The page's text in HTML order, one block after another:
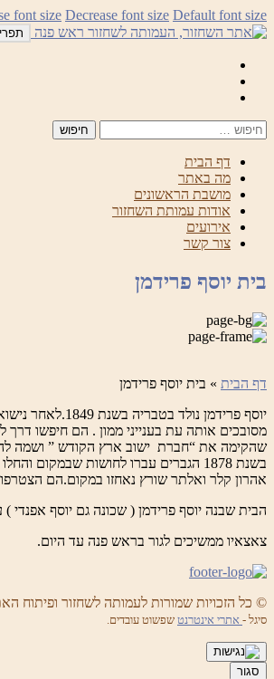
לדלג
לתוכן
font size Decrease font size Default font size
דף הבית
מה באתר
מושבת הראשונים
אודות עמותת השחזור
אירועים
צור קשר
בית יוסף פרידמן
דף הבית » בית יוסף פרידמן
יוסף פרידמן
שהקימה את “חברת ישוב ארץ הקודש ” ושמה לה
בשנת 1878 הגברים עברו לחושות
אהרון קלר ואלתר שורץ נאחזו במקום.הם הצטרפו לקבוצת
הבית שבנה יוסף פרידמן ( שכונה גם יוסף
צאצאיו ממשיכים לגור בראש פנה עד היום.
© כל הזכויות שמורות לעמותה לשחזור ופיתוח
סיגל - אתרי אינטרנט שפשוט עובדים.
סגור